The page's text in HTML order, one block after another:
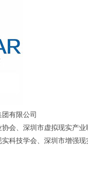
有限公司
会、深圳市虚拟现实产
科技学会、深圳市增强